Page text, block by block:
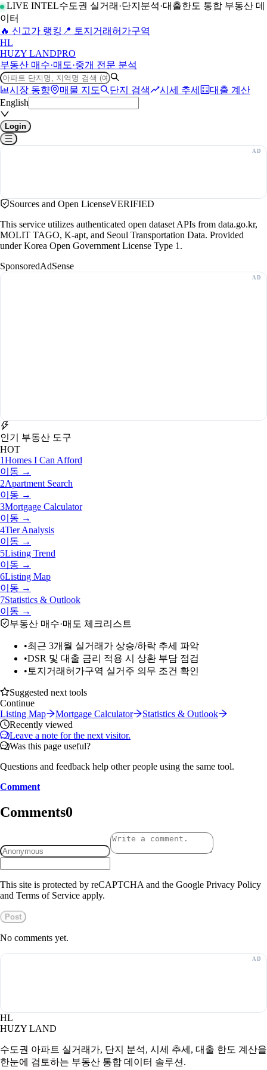
LIVE INTEL수도권 실거래·단지분석·대출한도 통합 부동산 데
이터
🔥 신고가 랭킹 📍 토지거래허가구역
HL
HUZY LANDPRO
부동산 매수·매도·중개 전문 분석
시장 동향 매물 지도 단지 검색 시세 추세
대출 계산
English
Login
Sources and Open LicenseVERIFIED
This service utilizes authenticated open dataset APIs from data.go.kr,
MOLIT TAGO, K-apt, and Seoul Transportation Data. Provided
under Korea Open Government License Type 1.
SponsoredAdSense
인기 부동산 도구
HOT
1Homes I Can Afford
이동 →
2Apartment Search
이동 →
3Mortgage Calculator
이동 →
4Tier Analysis
이동 →
5Listing Trend
이동 →
6Listing Map
이동 →
7Statistics & Outlook
이동 →
부동산 매수·매도 체크리스트
•최근 3개월 실거래가 상승/하락 추세 파악
•DSR 및 대출 금리 적용 시 상환 부담 점검
• 토지거래허가구역 실거주 의무 조건 확인
Suggested next tools
Continue
Listing Map
Mortgage Calculator
Statistics & Outlook
Recently viewed
Leave a note for the next visitor.
Was this page useful?
Questions and feedback help other people using the same tool.
Comment
Comments0
This site is protected by reCAPTCHA and the Google Privacy Policy
and Terms of Service apply.
Post
No comments yet.
HL
HUZY LAND
수도권 아파트 실거래가, 단지 분석, 시세 추세, 대출 한도 계산을
한눈에 검토하는 부동산 통합 데이터 솔루션.